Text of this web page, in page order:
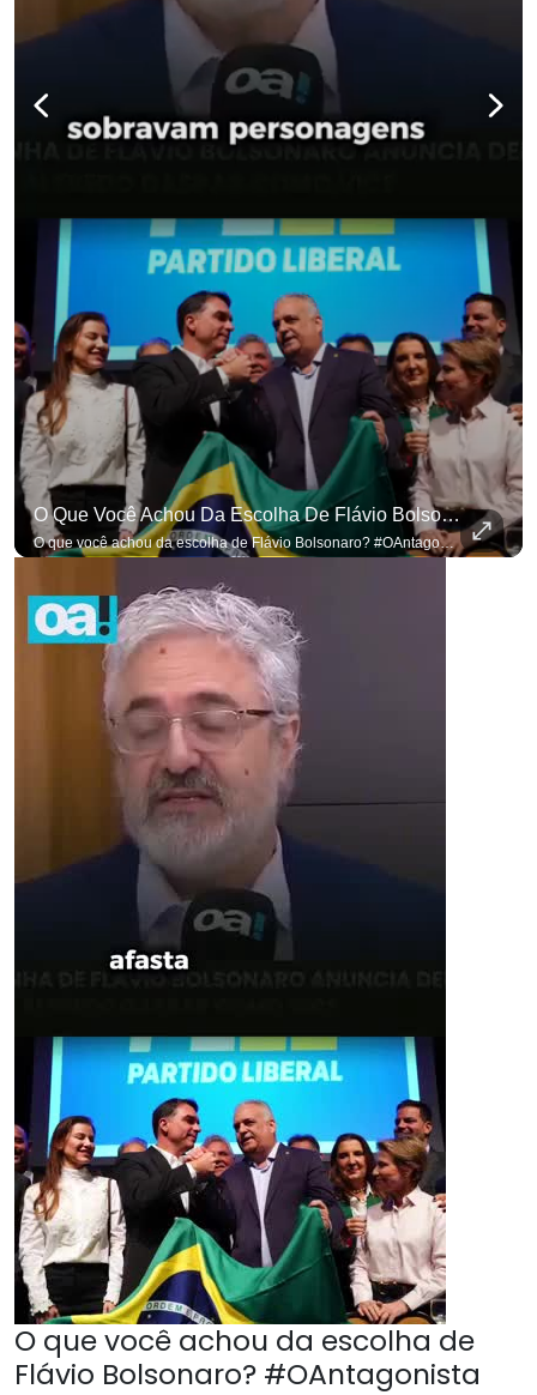
O Que Você Achou Da Escolha De Flávio Bolsonaro? #OAntagonista
O que você achou da escolha de Flávio Bolsonaro? #OAntagonista Se você busca informação com credibilidade, inscreva-se agora e ative o
O que você achou da escolha de
Flávio Bolsonaro? #OAntagonista